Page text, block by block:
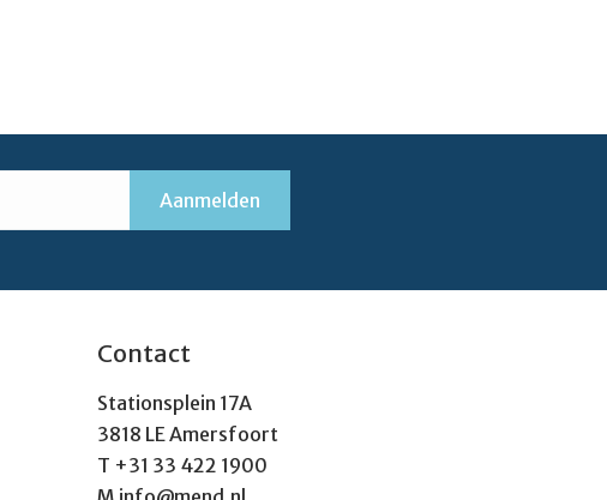
Contact
Stationsplein 17A
3818 LE Amersfoort
T +31 33 422 1900